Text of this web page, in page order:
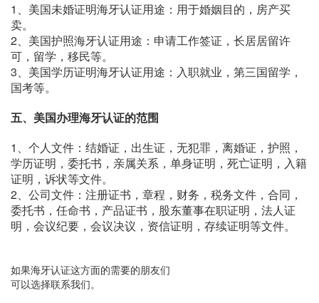
1、美国未婚证明海牙认证用途：用于婚姻目的，房产买
卖。
2、美国护照海牙认证用途：申请工作签证，长居居留许
可，留学，移民等。
3、美国学历证明海牙认证用途：入职就业，第三国留学，
国考等。
五、美国办理海牙认证的范围
1、个人文件：结婚证，出生证，无犯罪，离婚证，护照，
学历证明，委托书，亲属关系，单身证明，死亡证明，入籍
证明，诉状等文件。
2、公司文件：注册证书，章程，财务，税务文件，合同，
委托书，任命书，产品证书，股东董事在职证明，法人证
明，会议纪要，会议决议，资信证明，存续证明等文件。
如果海牙认证这方面的需要的朋友们
可以选择联系我们。